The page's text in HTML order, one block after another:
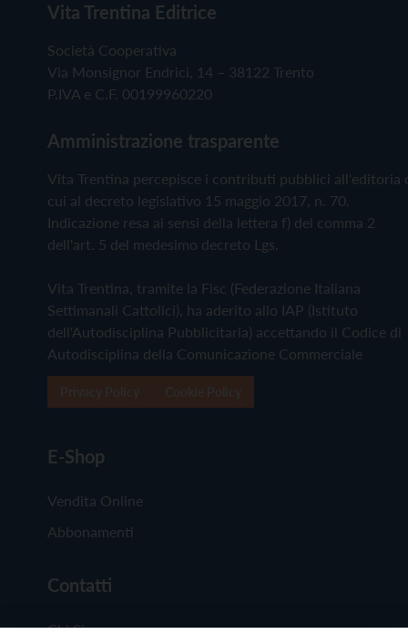
Vita Trentina Editrice
Società Cooperativa
Via Monsignor Endrici, 14 – 38122 Trento
P.IVA e C.F. 00199960220
Amministrazione trasparente
Vita Trentina percepisce i contributi pubblici all'editoria
cui al decreto legislativo 15 maggio 2017, n. 70.
Indicazione resa ai sensi della lettera f) del comma 2
dell'art. 5 del medesimo decreto Lgs.
Vita Trentina, tramite la Fisc (Federazione Italiana
Settimanali Cattolici), ha aderito allo IAP (Istituto
dell'Autodisciplina Pubblicitaria) accettando il Codice di
Autodisciplina della Comunicazione Commerciale
E-Shop
Vendita Online
Abbonamenti
Contatti
Chi Siamo